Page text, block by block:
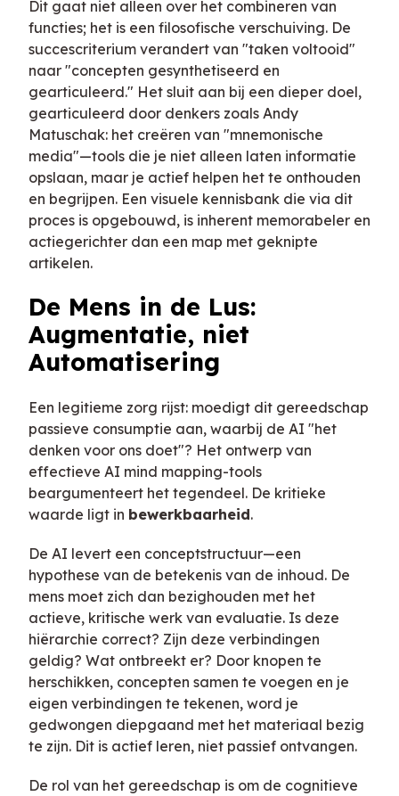
Dit gaat niet alleen over het combineren van
functies; het is een filosofische verschuiving. De
succescriterium verandert van "taken voltooid"
naar "concepten gesynthetiseerd en
gearticuleerd." Het sluit aan bij een dieper doel,
gearticuleerd door denkers zoals Andy
Matuschak: het creëren van "mnemonische
media"—tools die je niet alleen laten informatie
opslaan, maar je actief helpen het te onthouden
en begrijpen. Een visuele kennisbank die via dit
proces is opgebouwd, is inherent memorabeler en
actiegerichter dan een map met geknipte
artikelen.
De Mens in de Lus:
Augmentatie, niet
Automatisering
Een legitieme zorg rijst: moedigt dit gereedschap
passieve consumptie aan, waarbij de AI "het
denken voor ons doet"? Het ontwerp van
effectieve AI mind mapping-tools
beargumenteert het tegendeel. De kritieke
waarde ligt in bewerkbaarheid.
De AI levert een conceptstructuur—een
hypothese van de betekenis van de inhoud. De
mens moet zich dan bezighouden met het
actieve, kritische werk van evaluatie. Is deze
hiërarchie correct? Zijn deze verbindingen
geldig? Wat ontbreekt er? Door knopen te
herschikken, concepten samen te voegen en je
eigen verbindingen te tekenen, word je
gedwongen diepgaand met het materiaal bezig
te zijn. Dit is actief leren, niet passief ontvangen.
De rol van het gereedschap is om de cognitieve